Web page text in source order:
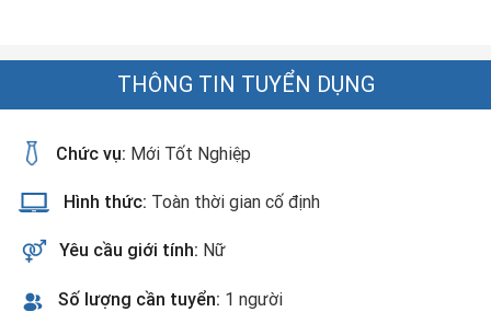
THÔNG TIN TUYỂN DỤNG
Chức vụ: Mới Tốt Nghiệp
Hình thức: Toàn thời gian cố định
Yêu cầu giới tính: Nữ
Số lượng cần tuyển: 1 người